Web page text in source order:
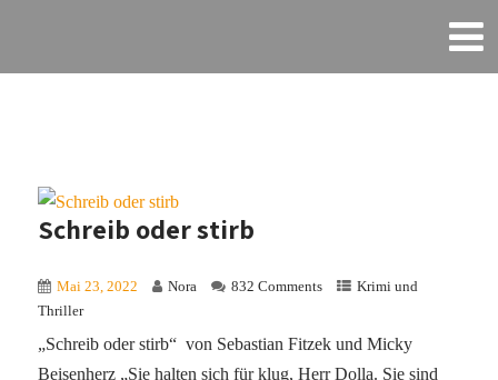
Schreib oder stirb
Mai 23, 2022 Nora 832 Comments
Krimi und
Thriller
„Schreib oder stirb“ von Sebastian Fitzek und Micky
Beisenherz „Sie halten sich für klug, Herr Dolla. Sie sind